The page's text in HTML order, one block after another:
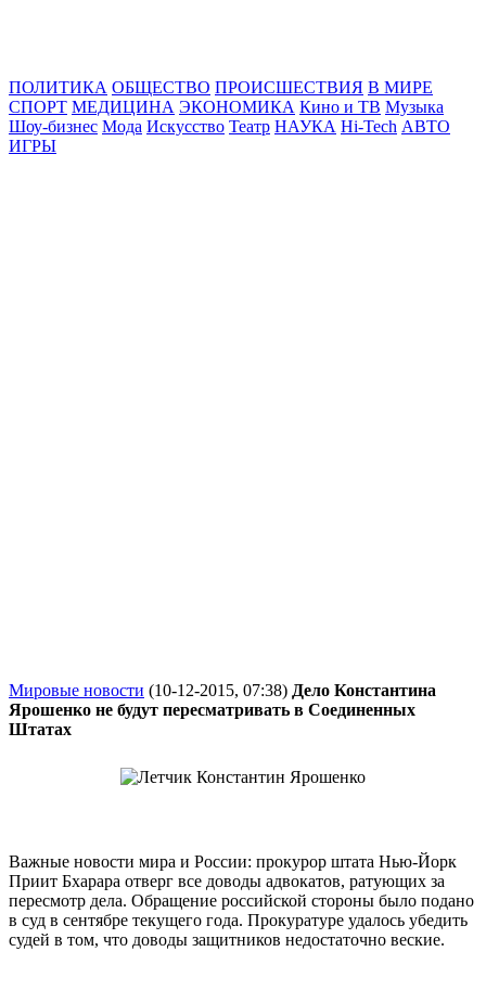
ПОЛИТИКА ОБЩЕСТВО ПРОИСШЕСТВИЯ В МИРЕ
СПОРТ МЕДИЦИНА ЭКОНОМИКА Кино и ТВ Музыка
Шоу-бизнес Мода Искусство Театр НАУКА Hi-Tech АВТО
ИГРЫ
Мировые новости (10-12-2015, 07:38) Дело Константина
Ярошенко не будут пересматривать в Соединенных
Штатах
Важные новости мира и России: прокурор штата Нью-Йорк
Приит Бхарара отверг все доводы адвокатов, ратующих за
пересмотр дела. Обращение российской стороны было подано
в суд в сентябре текущего года. Прокуратуре удалось убедить
судей в том, что доводы защитников недостаточно веские.